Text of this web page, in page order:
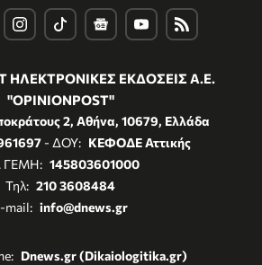
ΗΛΕΚΤΡΟΝΙΚΕΣ ΕΚΔΟΣΕΙΣ Α.Ε.
"OPINIONPOST"
2, Αθήνα, 10679, Ελλάδα
- ΔΟΥ: ΚΕΦΟΔΕ Αττικής
ΓΕΜΗ: 145803601000
Τηλ: 210 3608484
mail: info@dnews.gr
Dnews.gr (Dikaiologitika.gr)